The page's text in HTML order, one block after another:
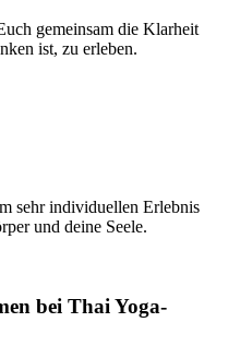
gemeinsam die Klarheit
ist, zu erleben.
sehr individuellen Erlebnis
und deine Seele.
bei Thai Yoga-